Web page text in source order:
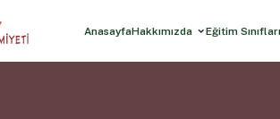
AnasayfaHakkımızda Eğitim